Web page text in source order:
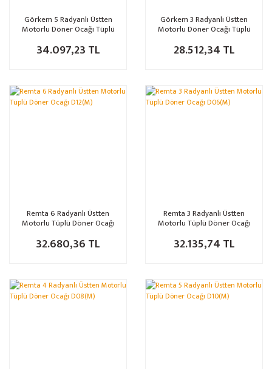
Görkem 5 Radyanlı Üstten
Motorlu Döner Ocağı Tüplü
34.097,23 TL
Görkem 3 Radyanlı Üstten
Motorlu Döner Ocağı Tüplü
28.512,34 TL
Remta 6 Radyanlı Üstten
Motorlu Tüplü Döner Ocağı
32.680,36 TL
Remta 3 Radyanlı Üstten
Motorlu Tüplü Döner Ocağı
32.135,74 TL